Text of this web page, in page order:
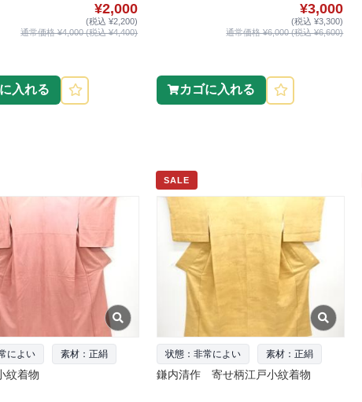
¥2,000
(税込 ¥2,200)
通常価格 ¥4,000 (税込 ¥4,400)
入れる
¥3,000
(税込 ¥3,300)
通常価格 ¥6,000 (税込 ¥6,600)
カゴに入れる
によい 素材：正絹
紋着物
SALE
状態：非常によい 素材：正絹
鎌内清作 寄せ柄江戸小紋着物